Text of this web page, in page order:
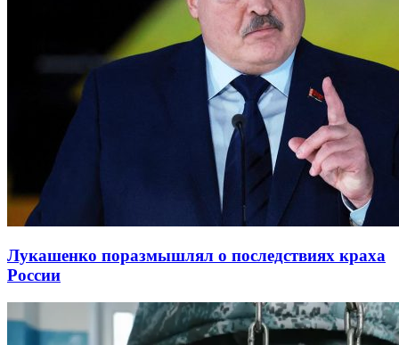
Лукашенко поразмышлял о последствиях краха
России